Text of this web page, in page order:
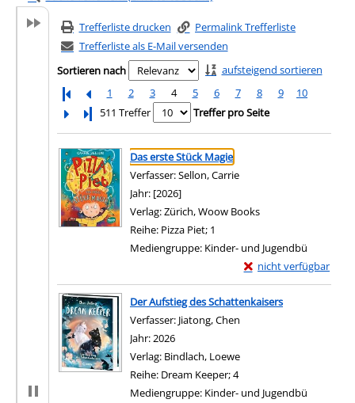
Trefferliste drucken
Permalink Trefferliste
Trefferliste als E-Mail versenden
Sortieren nach
aufsteigend sortieren
1
2 3 4 5 6 7 8 9
10
Letzte Seite
511 Treffer Treffer pro Seite
Suchergebnis
Zu den Suchfiltern springen
Das erste Stück Magie
Verfasser:Sellon, Carrie
Jahr: [2026]
Verlag:Zürich, Woow Books
Reihe: Pizza Piet; 1
Mediengruppe: Kinder- und Jugendbü
nicht verfügbar
Exemplar-Details von
Zum Download von
Der Aufstieg des Schattenkaisers
Verfasser: Jiatong, Chen
Jahr:2026
Verlag: Bindlach, Loewe
Reihe: Dream Keeper; 4
Mediengruppe: Kinder- und Jugendbü